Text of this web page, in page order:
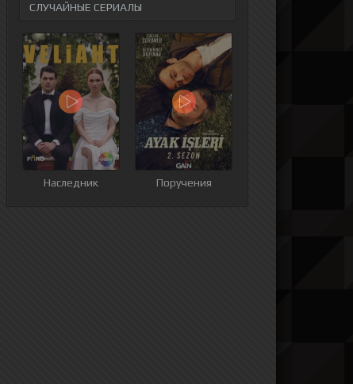
СЛУЧАЙНЫЕ СЕРИАЛЫ
Наследник Поручения
9 серия 10 серия 11 серия